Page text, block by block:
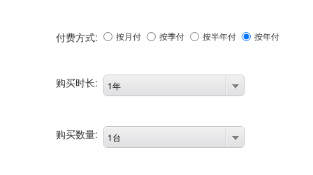
付费方式: 按月付 按季付 按半年付 按年付
购买时长: 1年
购买数量: 1台